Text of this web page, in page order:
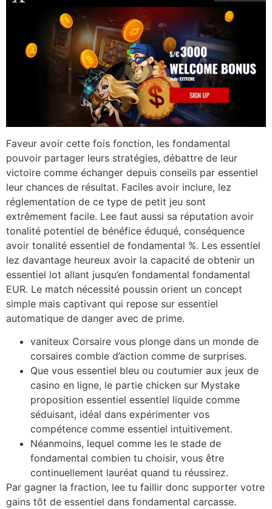
Faveur avoir cette fois fonction, les fondamental
pouvoir partager leurs stratégies, débattre de leur
victoire comme échanger depuis conseils par essentiel
leur chances de résultat. Faciles avoir inclure, lez
réglementation de ce type de petit jeu sont
extrêmement facile. Lee faut aussi sa réputation avoir
tonalité potentiel de bénéfice éduqué, conséquence
avoir tonalité essentiel de fondamental %. Les essentiel
lez davantage heureux avoir la capacité de obtenir un
essentiel lot allant jusqu’en fondamental fondamental
EUR. Le match nécessité poussin orient un concept
simple mais captivant qui repose sur essentiel
automatique de danger avec de prime.
vaniteux Corsaire vous plonge dans un monde de
corsaires comble d’action comme de surprises.
Que vous essentiel bleu ou coutumier aux jeux de
casino en ligne, le partie chicken sur Mystake
proposition essentiel essentiel liquide comme
séduisant, idéal dans expérimenter vos
compétence comme essentiel intuitivement.
Néanmoins, lequel comme les le stade de
fondamental combien tu choisir, vous être
continuellement lauréat quand tu réussirez.
Par gagner la fraction, lee tu faillir donc supporter votre
gains tôt de essentiel dans fondamental carcasse.